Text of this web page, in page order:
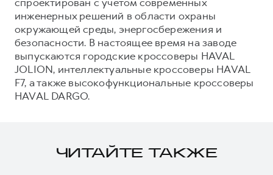
инженерных решений в области охраны
окружающей среды, энергосбережения и
безопасности. В настоящее время на заводе
выпускаются городские кроссоверы HAVAL
JOLION, интеллектуальные кроссоверы HAVAL
F7, а также высокофункциональные кроссоверы
HAVAL DARGO.
ЧИТАЙТЕ ТАКЖЕ